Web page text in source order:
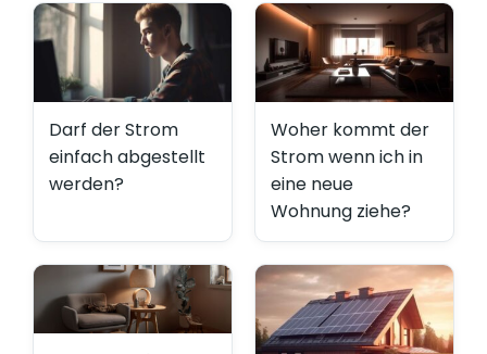
Darf der Strom
einfach abgestellt
werden?
Woher kommt der
Strom wenn ich in
eine neue
Wohnung ziehe?